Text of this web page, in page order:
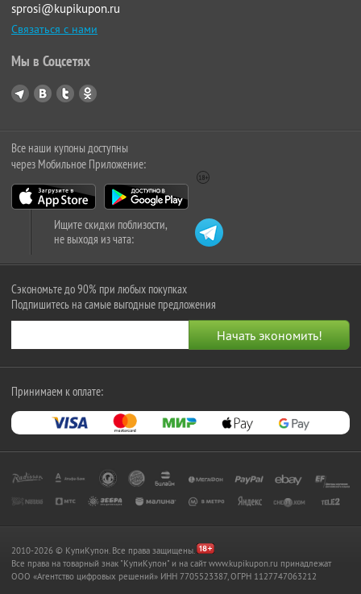
sprosi@kupikupon.ru
Связаться с нами
Мы в Соцсетях
Все наши купоны доступны
через Мобильное Приложение:
Ищите скидки поблизости,
не выходя из чата:
Сэкономьте до 90% при любых покупках
Подпишитесь на самые выгодные предложения
Принимаем к оплате:
2010-2026 © КупиКупон. Все права защищены.
Все права на товарный знак "КупиКупон" и на сайт www.kupikupon.ru принадлежат
OOO «Агентство цифровых решений» ИНН 7705523387, ОГРН 1127747063212